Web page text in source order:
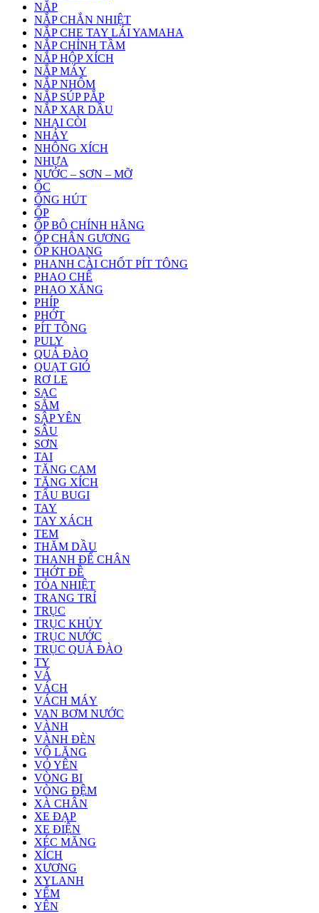
NẮP
NẮP CHẮN NHIỆT
NẮP CHE TAY LÁI YAMAHA
NẮP CHỈNH TẦM
NẮP HỘP XÍCH
NẮP MÁY
NẮP NHÔM
NẮP SÚP PẮP
NẮP XAR DẦU
NHẠI CÒI
NHÁY
NHÔNG XÍCH
NHỰA
NƯỚC – SƠN – MỠ
ỐC
ỐNG HÚT
ỐP
ỐP BÔ CHÍNH HÃNG
ỐP CHÂN GƯƠNG
ỐP KHOANG
PHANH CÀI CHỐT PÍT TÔNG
PHAO CHẾ
PHAO XĂNG
PHÍP
PHỚT
PÍT TÔNG
PULY
QUẢ ĐÀO
QUẠT GIÓ
RƠ LE
SẠC
SĂM
SẬP YÊN
SÂU
SƠN
TAI
TĂNG CAM
TĂNG XÍCH
TẨU BUGI
TAY
TAY XÁCH
TEM
THĂM DẦU
THANH ĐỂ CHÂN
THỚT ĐỀ
TỎA NHIỆT
TRANG TRÍ
TRỤC
TRỤC KHỦY
TRỤC NƯỚC
TRỤC QUẢ ĐÀO
TY
VÁ
VÁCH
VÁCH MÁY
VAN BƠM NƯỚC
VÀNH
VÀNH ĐÈN
VÔ LĂNG
VỎ YÊN
VÒNG BI
VÒNG ĐỆM
XÀ CHÂN
XE ĐẠP
XE ĐIỆN
XÉC MĂNG
XÍCH
XƯƠNG
XYLANH
YẾM
YÊN